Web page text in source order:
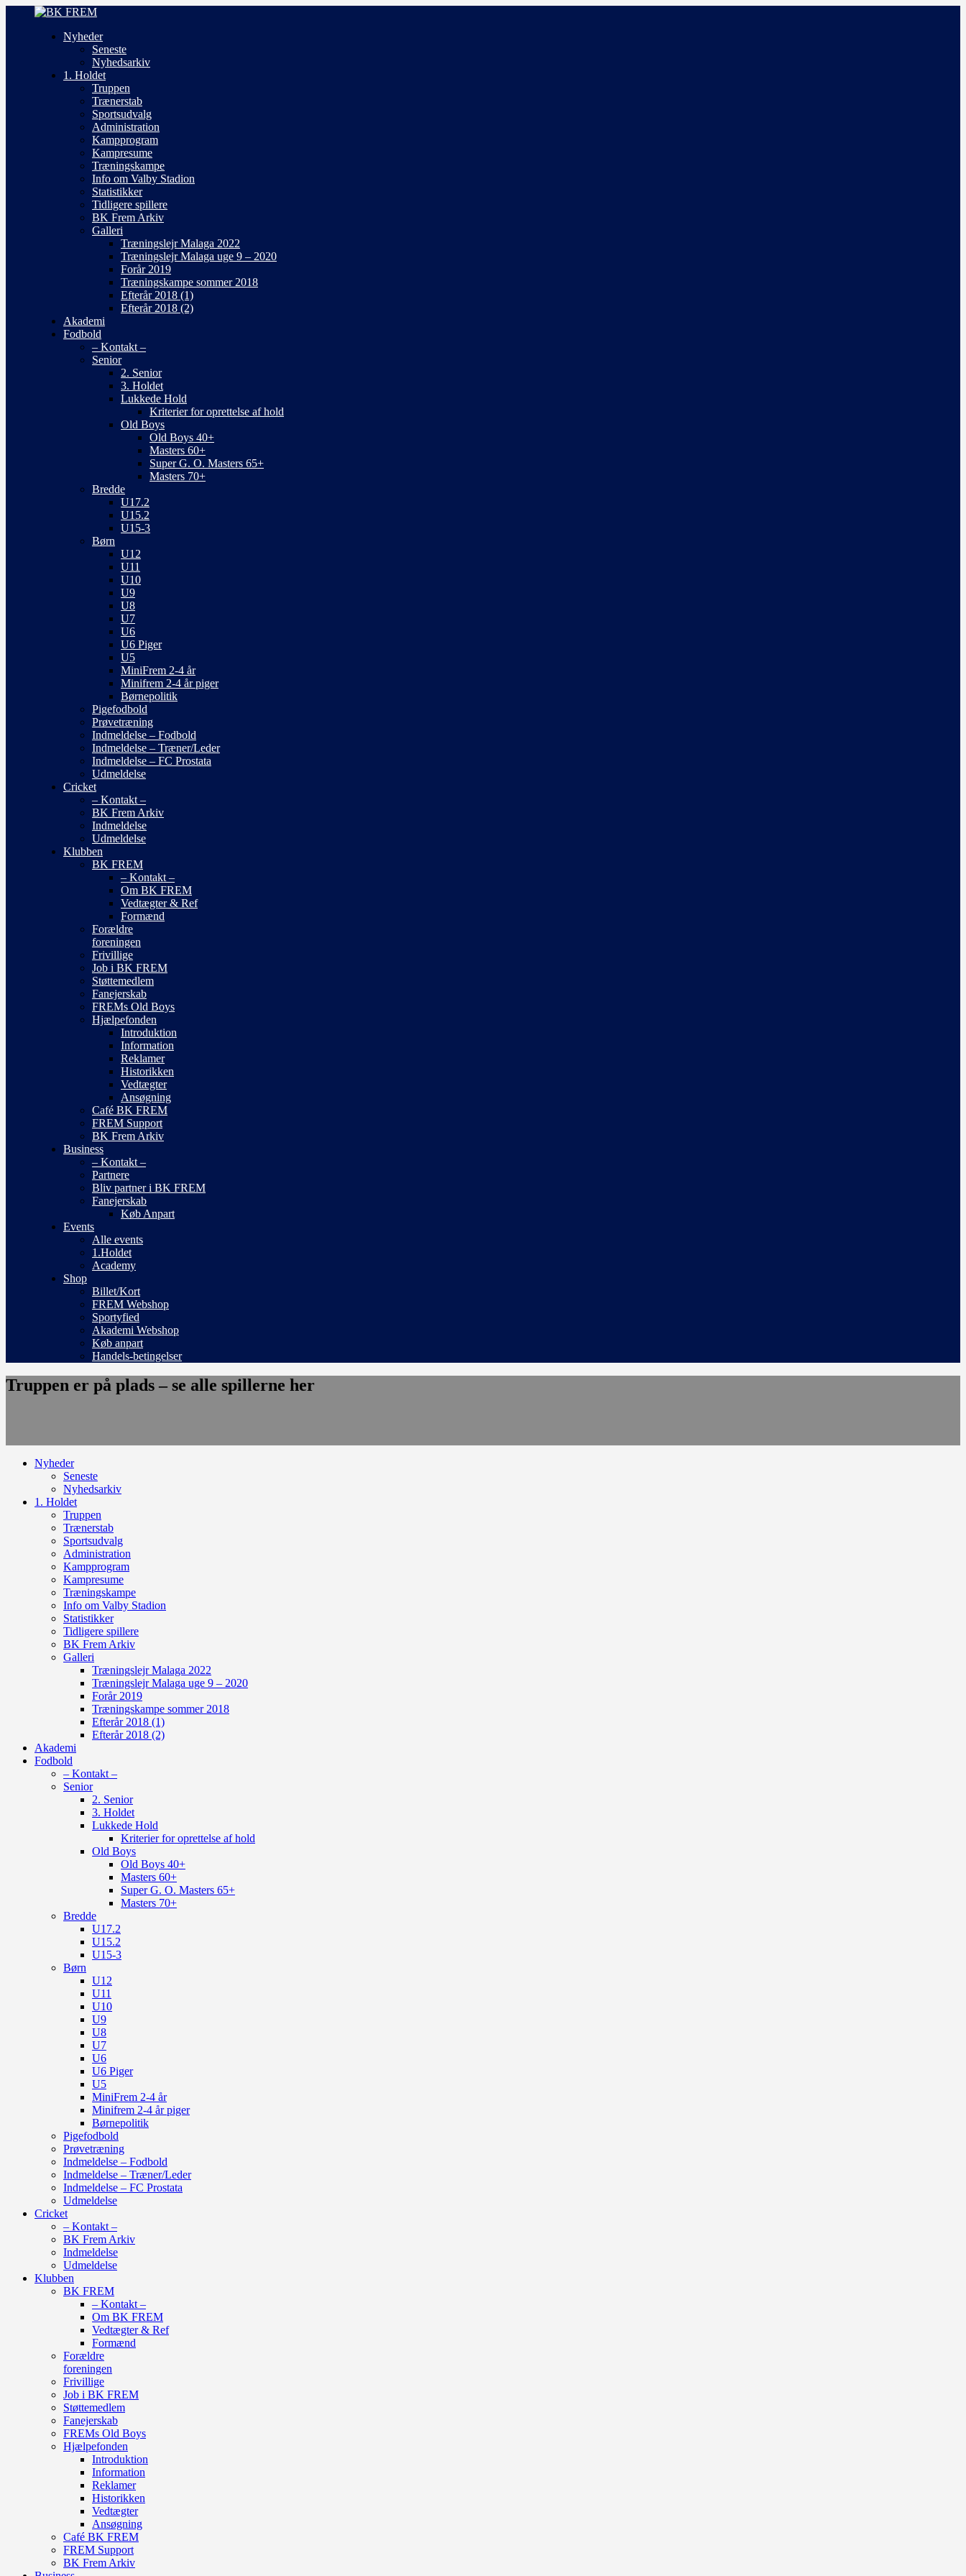
Nyheder
Seneste
Nyhedsarkiv
1. Holdet
Truppen
Trænerstab
Sportsudvalg
Administration
Kampprogram
Kampresume
Træningskampe
Info om Valby Stadion
Statistikker
Tidligere spillere
BK Frem Arkiv
Galleri
Træningslejr Malaga 2022
Træningslejr Malaga uge 9 – 2020
Forår 2019
Træningskampe sommer 2018
Efterår 2018 (1)
Efterår 2018 (2)
Akademi
Fodbold
– Kontakt –
Senior
2. Senior
3. Holdet
Lukkede Hold
Kriterier for oprettelse af hold
Old Boys
Old Boys 40+
Masters 60+
Super G. O. Masters 65+
Masters 70+
Bredde
U17.2
U15.2
U15-3
Børn
U12
U11
U10
U9
U8
U7
U6
U6 Piger
U5
MiniFrem 2-4 år
Minifrem 2-4 år piger
Børnepolitik
Pigefodbold
Prøvetræning
Indmeldelse – Fodbold
Indmeldelse – Træner/Leder
Indmeldelse – FC Prostata
Udmeldelse
Cricket
– Kontakt –
BK Frem Arkiv
Indmeldelse
Udmeldelse
Klubben
BK FREM
– Kontakt –
Om BK FREM
Vedtægter & Ref
Formænd
Forældre
foreningen
Frivillige
Job i BK FREM
Støttemedlem
Fanejerskab
FREMs Old Boys
Hjælpefonden
Introduktion
Information
Reklamer
Historikken
Vedtægter
Ansøgning
Café BK FREM
FREM Support
BK Frem Arkiv
Business
– Kontakt –
Partnere
Bliv partner i BK FREM
Fanejerskab
Køb Anpart
Events
Alle events
1.Holdet
Academy
Shop
Billet/Kort
FREM Webshop
Sportyfied
Akademi Webshop
Køb anpart
Handels-betingelser
Truppen er på plads – se alle spillerne her
Nyheder
Seneste
Nyhedsarkiv
1. Holdet
Truppen
Trænerstab
Sportsudvalg
Administration
Kampprogram
Kampresume
Træningskampe
Info om Valby Stadion
Statistikker
Tidligere spillere
BK Frem Arkiv
Galleri
Træningslejr Malaga 2022
Træningslejr Malaga uge 9 – 2020
Forår 2019
Træningskampe sommer 2018
Efterår 2018 (1)
Efterår 2018 (2)
Akademi
Fodbold
– Kontakt –
Senior
2. Senior
3. Holdet
Lukkede Hold
Kriterier for oprettelse af hold
Old Boys
Old Boys 40+
Masters 60+
Super G. O. Masters 65+
Masters 70+
Bredde
U17.2
U15.2
U15-3
Børn
U12
U11
U10
U9
U8
U7
U6
U6 Piger
U5
MiniFrem 2-4 år
Minifrem 2-4 år piger
Børnepolitik
Pigefodbold
Prøvetræning
Indmeldelse – Fodbold
Indmeldelse – Træner/Leder
Indmeldelse – FC Prostata
Udmeldelse
Cricket
– Kontakt –
BK Frem Arkiv
Indmeldelse
Udmeldelse
Klubben
BK FREM
– Kontakt –
Om BK FREM
Vedtægter & Ref
Formænd
Forældre
foreningen
Frivillige
Job i BK FREM
Støttemedlem
Fanejerskab
FREMs Old Boys
Hjælpefonden
Introduktion
Information
Reklamer
Historikken
Vedtægter
Ansøgning
Café BK FREM
FREM Support
BK Frem Arkiv